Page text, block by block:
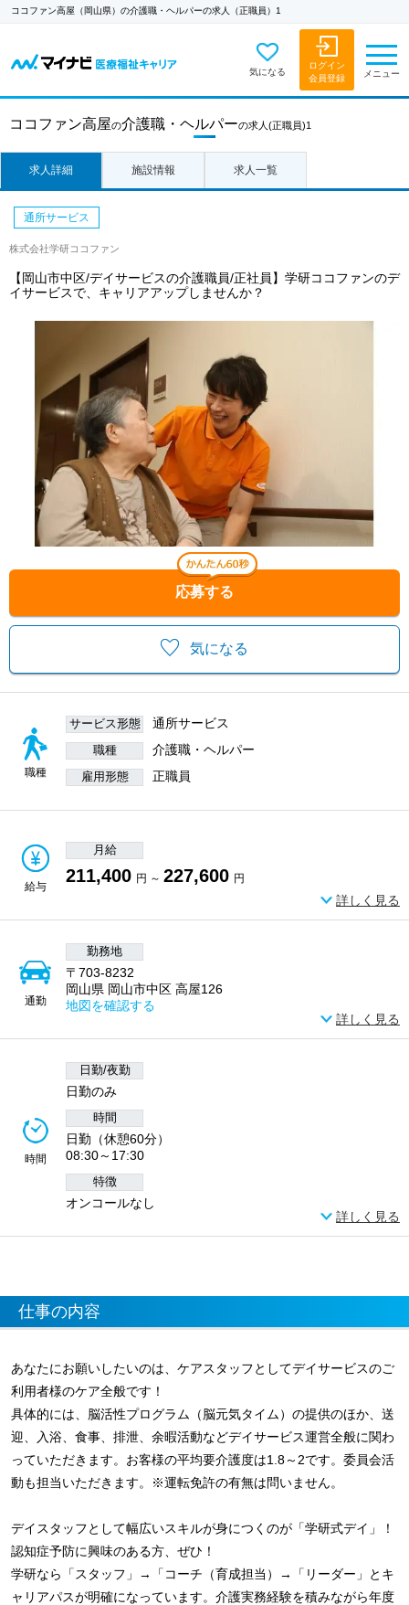
ココファン高屋（岡山県）の介護職・ヘルパーの求人（正職員）1
気になる
ログイン
会員登録
メニュー
ココファン高屋の介護職・ヘルパーの求人 (正職員)1
求人詳細 施設情報 求人一覧
気になる
応募する
通所サービス
株式会社学研ココファン
【岡山市中区/デイサービスの介護職員/正社員】学研ココファンのデ
イサービスで、キャリアアップしませんか？
職種
サービス形態 通所サービス
職種 介護職・ヘルパー
雇用形態 正職員
給与
月給
211,400 円 ～ 227,600 円
詳しく見る
通勤
勤務地
〒703-8232
岡山県 岡山市中区 高屋126
地図を確認する
詳しく見る
時間
日勤/夜勤
日勤のみ
時間
日勤（休憩60分）
08:30～17:30
特徴
オンコールなし
詳しく見る
仕事の内容
あなたにお願いしたいのは、ケアスタッフとしてデイサービスのご
利用者様のケア全般です！
具体的には、脳活性プログラム（脳元気タイム）の提供のほか、送
迎、入浴、食事、排泄、余暇活動などデイサービス運営全般に関わ
っていただきます。お客様の平均要介護度は1.8～2です。委員会活
動も担当いただきます。※運転免許の有無は問いません。
デイスタッフとして幅広いスキルが身につくのが「学研式デイ」！
認知症予防に興味のある方、ぜひ！
学研なら「スタッフ」→「コーチ（育成担当）→「リーダー」とキ
ャリアパスが明確になっています。介護実務経験を積みながら年度